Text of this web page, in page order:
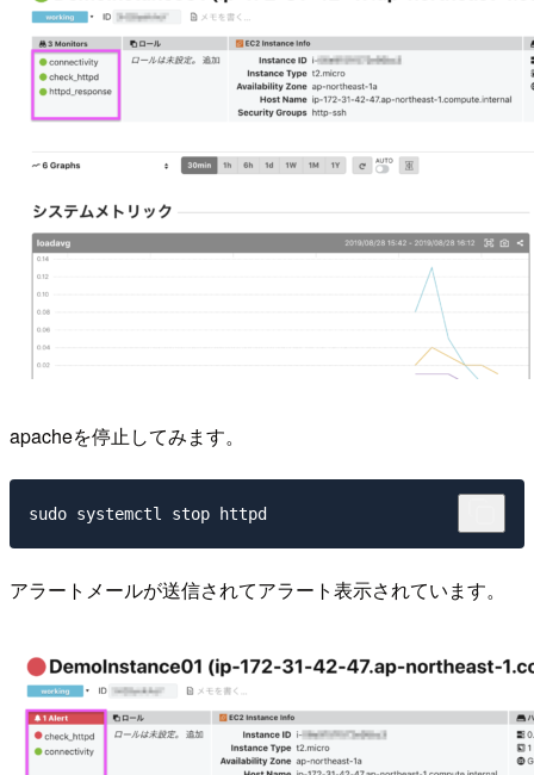
apacheを停止してみます。
アラートメールが送信されてアラート表示されています。